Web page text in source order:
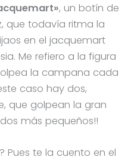
, un botín de
que todavía ritma la
en el jacquemart
Me refiero a la figura
la campana cada
caso hay dos,
que golpean la gran
más pequeños!!
Pues te la cuento en el